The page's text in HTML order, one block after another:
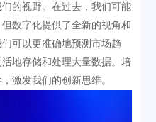
的视野。在过去，我们可能
数字化提供了全新的视角和
可以更准确地预测市场趋
地存储和处理大量数据。培
激发我们的创新思维。